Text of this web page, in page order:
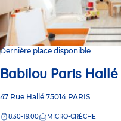
Dernière place disponible
Babilou Paris Hallé
Adresse
la
47 Rue Hallé 75014 PARIS
8:30-19:00 MICRO-CRÈCHE